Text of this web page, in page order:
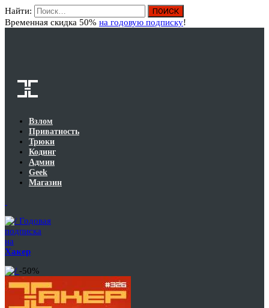
Найти:
Временная скидка 50% на годовую подписку!
Взлом
Приватность
Трюки
Кодинг
Админ
Geek
Магазин
Годовая
подписка
на
Хакер
-50%